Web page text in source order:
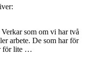
som om vi har två
arbete. De som har för
för lite …